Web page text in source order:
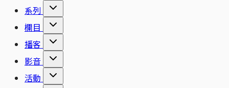
系列
欄目
播客
影音
活動